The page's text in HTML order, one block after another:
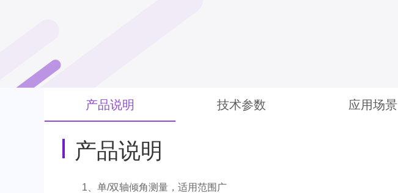
产品说明 技术参数 应用场景
产品说明
1、单/双轴倾角测量，适用范围广